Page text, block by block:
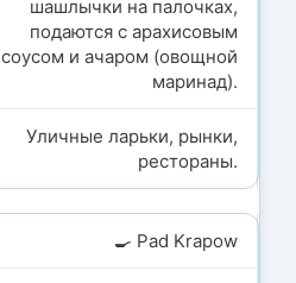
шашлычки на палочках,
подаются с арахисовым
соусом и ачаром (овощной
маринад).
Уличные ларьки, рынки,
рестораны.
🍳 Pad Krapow